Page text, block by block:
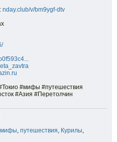
nday.club/v/bm9ygf-dtv
#мифы #путешествия
#Азия #Перетолчин
мифы, путешествия, Курилы,